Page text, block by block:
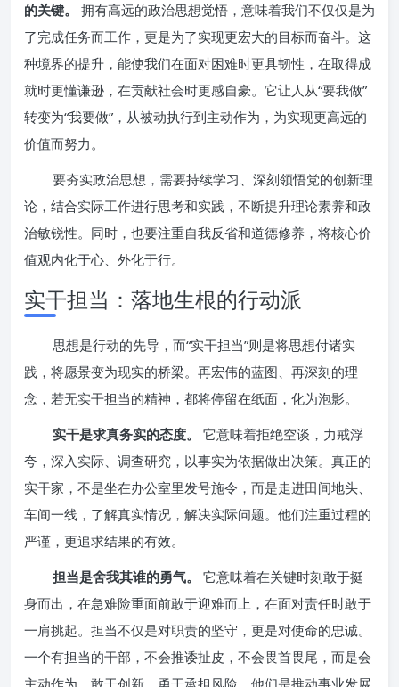
的关键。
拥有高远的政治思想觉悟，意味着我们不仅仅是为
了完成任务而工作，更是为了实现更宏大的目标而奋斗。这
种境界的提升，能使我们在面对困难时更具韧性，在取得成
就时更懂谦逊，在贡献社会时更感自豪。它让人从“要我做”
转变为“我要做”，从被动执行到主动作为，为实现更高远的
价值而努力。
要夯实政治思想，需要持续学习、深刻领悟党的创新理
论，结合实际工作进行思考和实践，不断提升理论素养和政
治敏锐性。同时，也要注重自我反省和道德修养，将核心价
值观内化于心、外化于行。
实干担当：落地生根的行动派
思想是行动的先导，而“实干担当”则是将思想付诸实
践，将愿景变为现实的桥梁。再宏伟的蓝图、再深刻的理
念，若无实干担当的精神，都将停留在纸面，化为泡影。
实干是求真务实的态度。
它意味着拒绝空谈，力戒浮
夸，深入实际、调查研究，以事实为依据做出决策。真正的
实干家，不是坐在办公室里发号施令，而是走进田间地头、
车间一线，了解真实情况，解决实际问题。他们注重过程的
严谨，更追求结果的有效。
担当是舍我其谁的勇气。
它意味着在关键时刻敢于挺
身而出，在急难险重面前敢于迎难而上，在面对责任时敢于
一肩挑起。担当不仅是对职责的坚守，更是对使命的忠诚。
一个有担当的干部，不会推诿扯皮，不会畏首畏尾，而是会
主动作为，敢于创新，勇于承担风险。他们是推动事业发展